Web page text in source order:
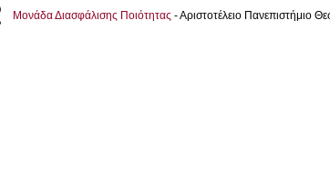
Μονάδα Διασφάλισης Ποιότητας - Αριστοτέλειο Πανεπιστήμιο